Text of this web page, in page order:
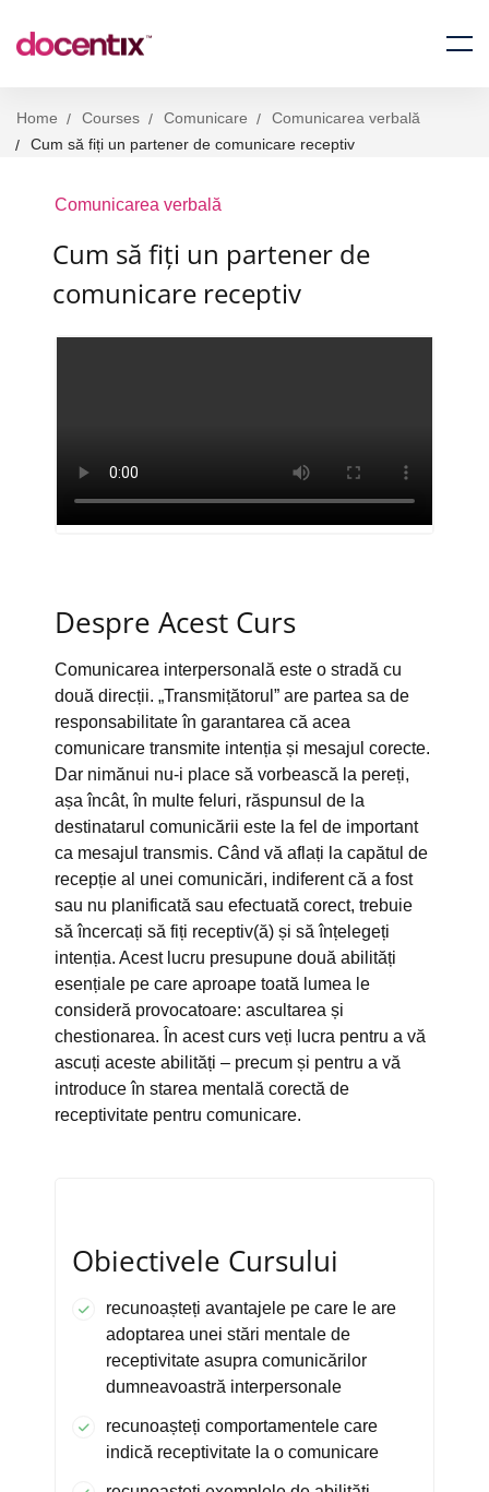
Home Courses Comunicare
Comunicarea verbală
Cum să fiți un partener de comunicare receptiv
Comunicarea verbală
Cum să fiți un partener de
comunicare receptiv
Despre Acest Curs
Comunicarea interpersonală este o stradă cu
două direcții. „Transmițătorul” are partea sa de
responsabilitate în garantarea că acea
comunicare transmite intenția și mesajul corecte.
Dar nimănui nu-i place să vorbească la pereți,
așa încât, în multe feluri, răspunsul de la
destinatarul comunicării este la fel de important
ca mesajul transmis. Când vă aflați la capătul de
recepție al unei comunicări, indiferent că a fost
sau nu planificată sau efectuată corect, trebuie
să încercați să fiți receptiv(ă) și să înțelegeți
intenția. Acest lucru presupune două abilități
esențiale pe care aproape toată lumea le
consideră provocatoare: ascultarea și
chestionarea. În acest curs veți lucra pentru a vă
ascuți aceste abilități – precum și pentru a vă
introduce în starea mentală corectă de
receptivitate pentru comunicare.
Obiectivele Cursului
recunoașteți avantajele pe care le are
adoptarea unei stări mentale de
receptivitate asupra comunicărilor
dumneavoastră interpersonale
recunoașteți comportamentele care
indică receptivitate la o comunicare